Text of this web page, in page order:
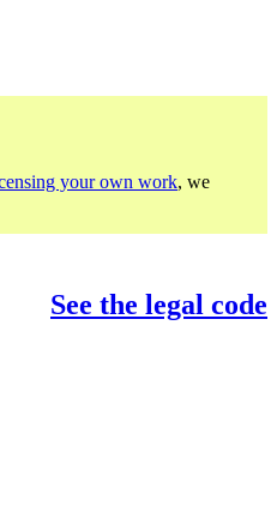
your own work, we
See the legal code